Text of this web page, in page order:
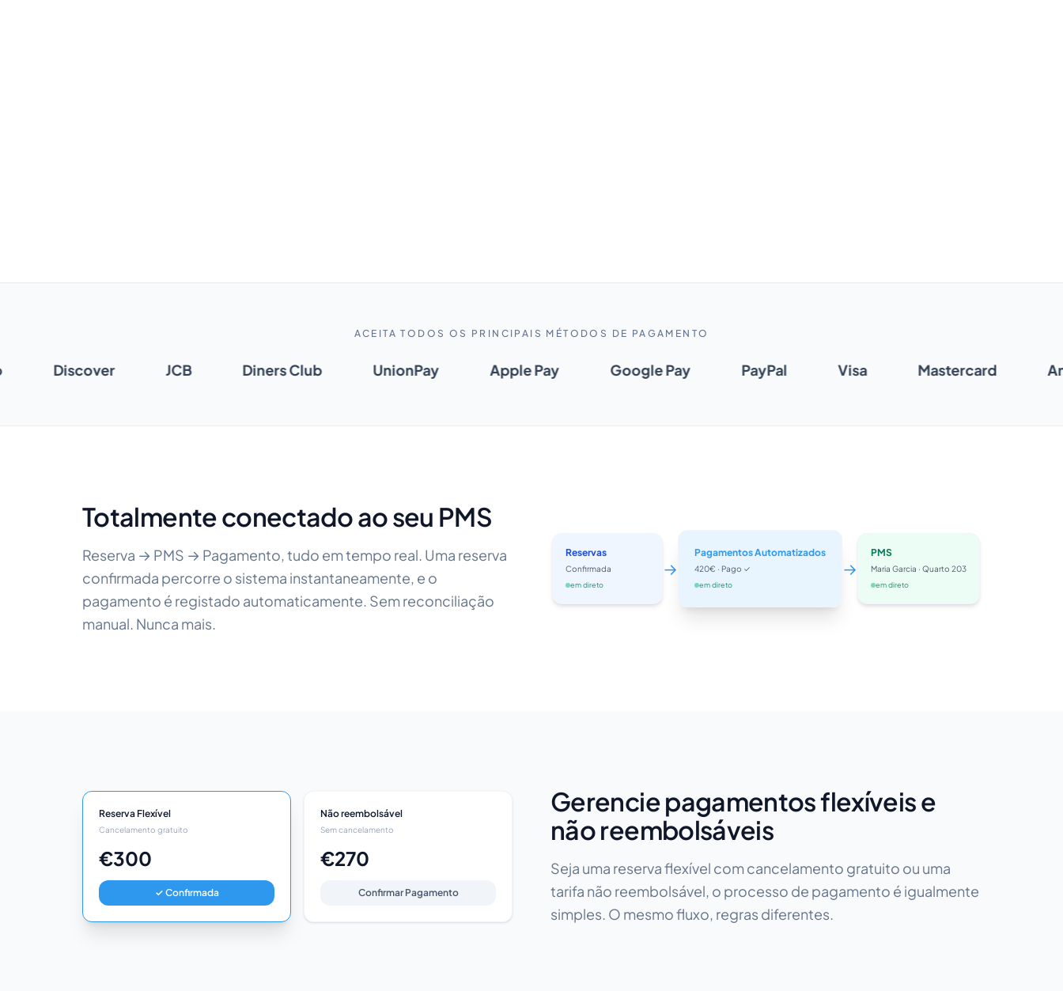
ACEITA TODOS OS PRINCIPAIS MÉTODOS DE PAGAMENTO
Discover JCB Diners Club UnionPay Apple Pay Google Pay PayPal Visa Mastercard
Totalmente conectado ao seu PMS
Reserva → PMS → Pagamento, tudo em tempo real. Uma reserva
confirmada percorre o sistema instantaneamente, e o
pagamento é registado automaticamente. Sem reconciliação
manual. Nunca mais.
Reservas
Confirmada
em direto
→
Pagamentos Automatizados
420€ · Pago ✓
em direto
→
PMS
Maria Garcia · Quarto 203
em direto
Reserva Flexível
Cancelamento gratuito
€300
✓ Confirmada
Não reembolsável
Sem cancelamento
€270
Confirmar Pagamento
Gerencie pagamentos flexíveis e
não reembolsáveis
Seja uma reserva flexível com cancelamento gratuito ou uma
tarifa não reembolsável, o processo de pagamento é igualmente
simples. O mesmo fluxo, regras diferentes.